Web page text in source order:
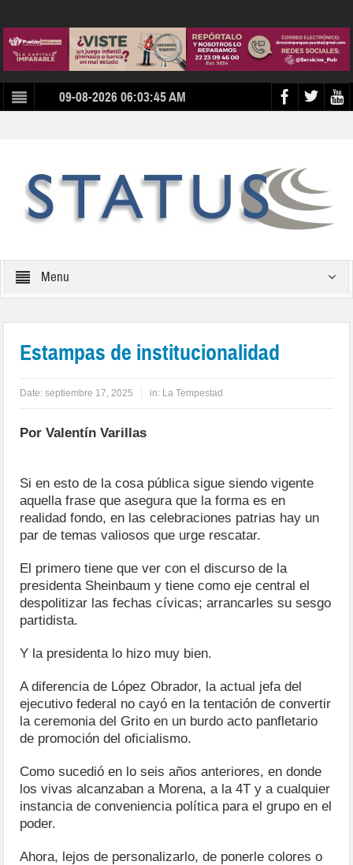
09-08-2026 06:03:45 AM
Menu
Estampas de institucionalidad
Date:septiembre 17, 2025 in: La Tempestad
Por Valentín Varillas
Si en esto de la cosa pública sigue siendo vigente
aquella frase que asegura que la forma es en
realidad fondo, en las celebraciones patrias hay un
par de temas valiosos que urge rescatar.
El primero tiene que ver con el discurso de la
presidenta Sheinbaum y tiene como eje central el
despolitizar las fechas cívicas; arrancarles su sesgo
partidista.
Y la presidenta lo hizo muy bien.
A diferencia de López Obrador, la actual jefa del
ejecutivo federal no cayó en la tentación de convertir
la ceremonia del Grito en un burdo acto panfletario
de promoción del oficialismo.
Como sucedió en lo seis años anteriores, en donde
los vivas alcanzaban a Morena, a la 4T y a cualquier
instancia de conveniencia política para el grupo en el
poder.
Ahora, lejos de personalizarlo, de ponerle colores o